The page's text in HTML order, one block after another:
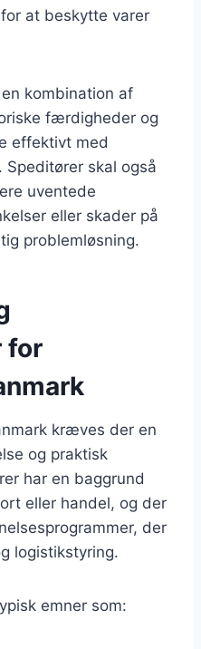
at beskytte varer
kombination af
færdigheder og
effektivt med
skal også
uventede
eller skader på
problemløsning.
for
kræves der en
og praktisk
har en baggrund
eller handel, og der
der
logistikstyring.
emner som: